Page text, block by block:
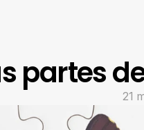
partes
21